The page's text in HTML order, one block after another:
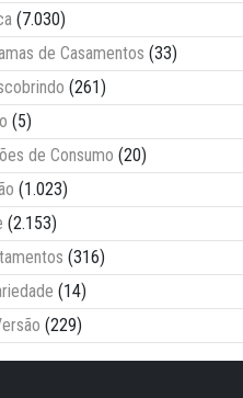
(7.030)
de Casamentos (33)
(261)
(5)
de Consumo (20)
(1.023)
(2.153)
(316)
(14)
(229)